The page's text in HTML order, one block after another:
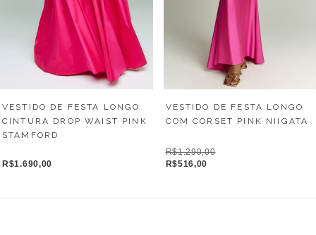
VESTIDO DE FESTA LONGO
CINTURA DROP WAIST PINK
STAMFORD
R$1.690,00
VESTIDO DE FESTA LONGO
COM CORSET PINK NIIGATA
R$1.290,00
R$516,00